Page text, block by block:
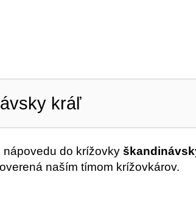
kráľ
nápovedu do krížovky
naším tímom krížovkárov.